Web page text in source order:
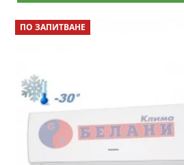
ПО ЗАПИТВАНЕ